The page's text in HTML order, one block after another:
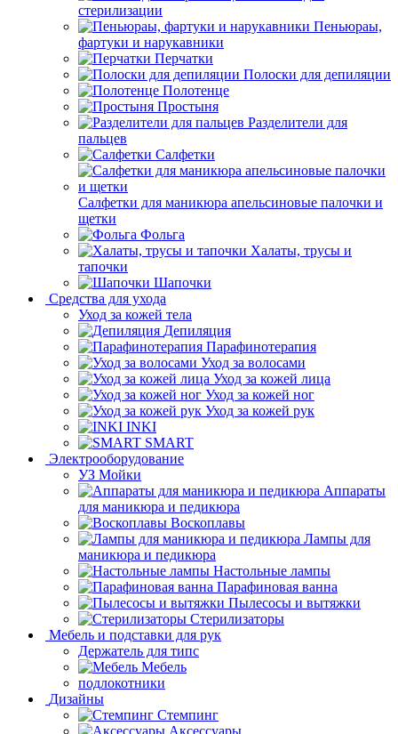
стерилизации
Пеньюраы,
фартуки и нарукавники
Перчатки
Полоски для депиляции
Полотенце
Простыня
Разделители для
пальцев
Салфетки
Салфетки для маникюра апельсиновые палочки и
щетки
Фольга
Халаты, трусы и
тапочки
Шапочки
Средства для ухода
Уход за кожей тела
Депиляция
Парафинотерапия
Уход за волосами
Уход за кожей лица
Уход за кожей ног
Уход за кожей рук
INKI
SMART
Электрооборудование
УЗ Мойки
Аппараты
для маникюра и педикюра
Воскоплавы
Лампы для
маникюра и педикюра
Настольные лампы
Парафиновая ванна
Пылесосы и вытяжки
Стерилизаторы
Мебель и подставки для рук
Держатель для типс
Мебель
подлокотники
Дизайны
Стемпинг
Аксессуары